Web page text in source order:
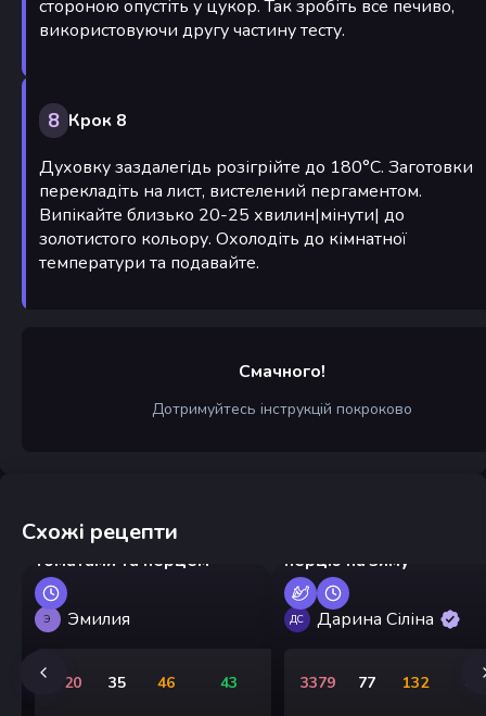
стороною опустіть у цукор. Так зробіть все печиво,
використовуючи другу частину тесту.
8 Крок 8
Духовку заздалегідь розігрійте до 180°С. Заготовки
перекладіть на лист, вистелений пергаментом.
Випікайте близько 20-25 хвилин|мінути| до
золотистого кольору. Охолодіть до кімнатної
температури та подавайте.
Смачного!
Дотримуйтесь інструкцій покроково
Схожі рецепти
Грузинські яйця з
томатами та перцем
Э Эмилия
720 35 46 43
перцю на зиму
ДС Дарина Сіліна
3379 77 132